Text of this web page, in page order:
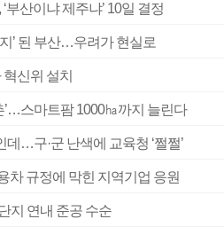
부산이냐 제주냐’ 10일 결정
’ 된 부산…우려가 현실로
신위 설치
’…스마트팜 1000㏊까지 늘린다
…구·군 난색에 교육청 ‘쩔쩔’
규정에 막힌 지역기업 응원
지 연내 준공 수순